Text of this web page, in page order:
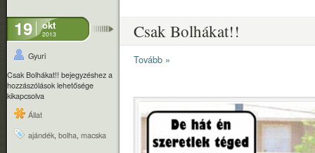
19 okt
2013
Gyuri
Csak Bolhákat!! bejegyzéshez a
hozzászólások lehetősége
kikapcsolva
Állat
ajándék bolha macska
Csak Bolhákat!!
Tovább »